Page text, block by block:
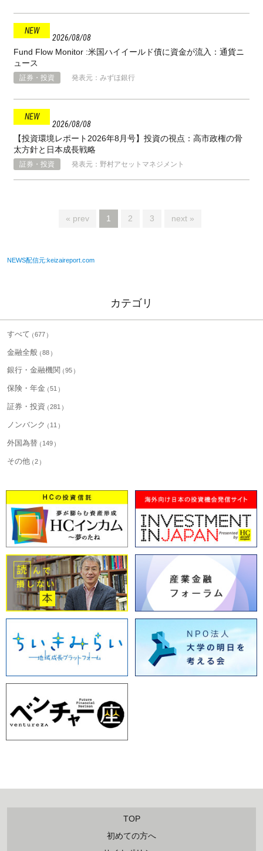
2026 08 08
Fund Flow Monitor :米国ハイイールド債に資金が流入：通貨ニ
ュース
証券・投資 発表元：みずほ銀行
2026 08 08
【投資環境レポート2026年8月号】投資の視点：高市政権の骨
太方針と⽇本成⻑戦略
証券・投資 発表元：野村アセットマネジメント
« prev 1 2 3 next »
NEWS配信元:keizaireport.com
カテゴリ
すべて 677
金融全般 88
銀行・金融機関 95
保険・年金 51
証券・投資 281
ノンバンク 11
外国為替 149
その他 2
TOP
初めての方へ